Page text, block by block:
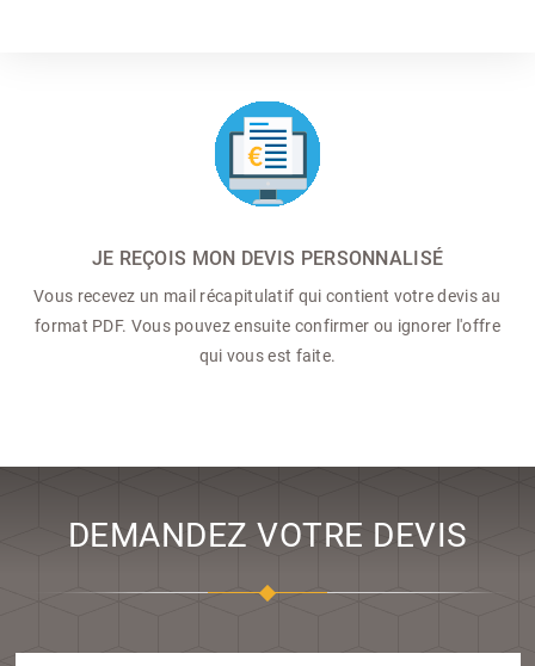
JE REÇOIS MON DEVIS PERSONNALISÉ
Vous recevez un mail récapitulatif qui contient votre devis au
format PDF. Vous pouvez ensuite confirmer ou ignorer l'offre
qui vous est faite.
DEMANDEZ VOTRE DEVIS